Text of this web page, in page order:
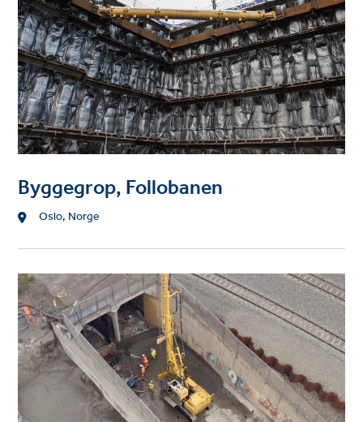
Byggegrop, Follobanen
Location
Oslo, Norge
Project
image